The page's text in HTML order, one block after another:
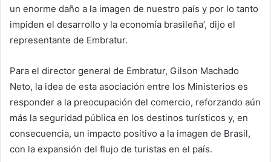
un enorme daño a la imagen de nuestro país y por lo tanto
impiden el desarrollo y la economía brasileña’, dijo el
representante de Embratur.
Para el director general de Embratur, Gilson Machado
Neto, la idea de esta asociación entre los Ministerios es
responder a la preocupación del comercio, reforzando aún
más la seguridad pública en los destinos turísticos y, en
consecuencia, un impacto positivo a la imagen de Brasil,
con la expansión del flujo de turistas en el país.